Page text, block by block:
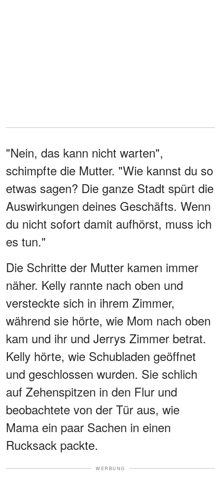
"Nein, das kann nicht warten",
schimpfte die Mutter. "Wie kannst du so
etwas sagen? Die ganze Stadt spürt die
Auswirkungen deines Geschäfts. Wenn
du nicht sofort damit aufhörst, muss ich
es tun."
Die Schritte der Mutter kamen immer
näher. Kelly rannte nach oben und
versteckte sich in ihrem Zimmer,
während sie hörte, wie Mom nach oben
kam und ihr und Jerrys Zimmer betrat.
Kelly hörte, wie Schubladen geöffnet
und geschlossen wurden. Sie schlich
auf Zehenspitzen in den Flur und
beobachtete von der Tür aus, wie
Mama ein paar Sachen in einen
Rucksack packte.
WERBUNG